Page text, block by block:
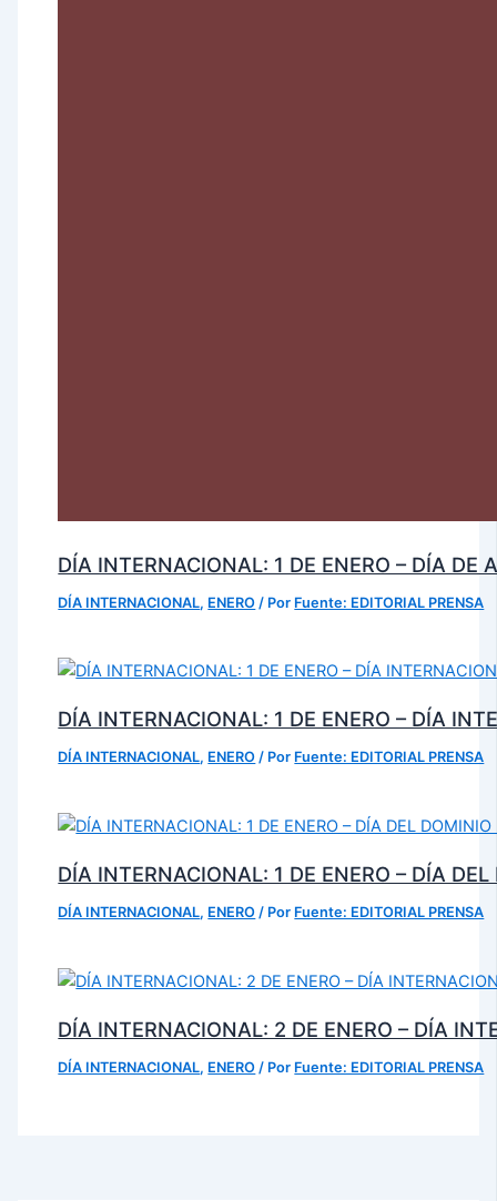
DÍA INTERNACIONAL: 1 DE ENERO – DÍA DE
DÍA INTERNACIONAL, ENERO / Por Fuente: EDITORIAL PRENSA
DÍA INTERNACIONAL: 1 DE ENERO – DÍA
DÍA INTERNACIONAL, ENERO / Por Fuente: EDITORIAL PRENSA
DÍA INTERNACIONAL: 1 DE ENERO – DÍA
DÍA INTERNACIONAL, ENERO / Por Fuente: EDITORIAL PRENSA
DÍA INTERNACIONAL: 2 DE ENERO – DÍA
DÍA INTERNACIONAL, ENERO / Por Fuente: EDITORIAL PRENSA